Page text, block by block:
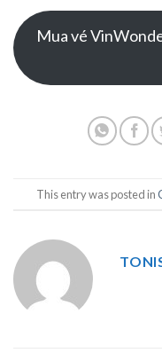
Mua vé
This entry was posted in